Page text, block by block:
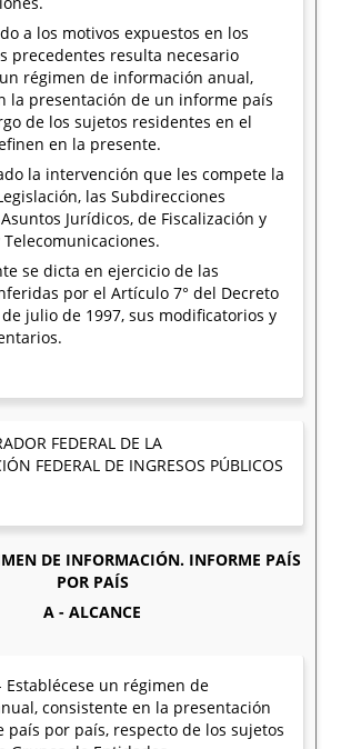
a los motivos expuestos en los
precedentes resulta necesario
régimen de información anual,
la presentación de un informe país
de los sujetos residentes en el
en la presente.
la intervención que les compete la
las Subdirecciones
Jurídicos, de Fiscalización y
se dicta en ejercicio de las
por el Artículo 7° del Decreto
de julio de 1997, sus modificatorios y
FEDERAL DE LA
FEDERAL DE INGRESOS PÚBLICOS
DE INFORMACIÓN. INFORME PAÍS
POR PAÍS
A - ALCANCE
Establécese un régimen de
consistente en la presentación
país por país, respecto de los sujetos